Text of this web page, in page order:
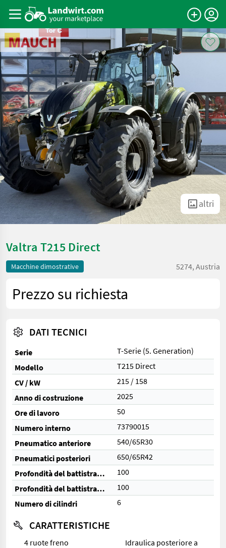
altri
Valtra T215 Direct
Macchine dimostrative 5274, Austria
Prezzo su richiesta
DATI TECNICI
Serie
T-Serie (5. Generation)
Modello
T215 Direct
CV / kW
215 / 158
Anno di costruzione
2025
Ore di lavoro
50
Numero interno
73790015
Pneumatico anteriore
540/65R30
Pneumatici posteriori
650/65R42
Profondità del battistrada anteriore (%)
100
Profondità del battistrada posteriore (%)
100
Numero di cilindri
6
CARATTERISTICHE
4 ruote freno
Idraulica posteriore a